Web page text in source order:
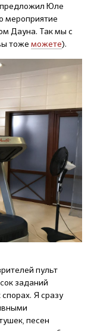
предложил Юле
мероприятие
Дауна. Так мы с
тоже можете).
пульт
заданий
Я сразу
песен